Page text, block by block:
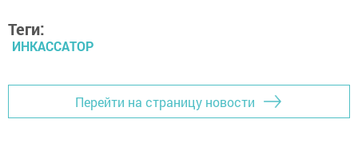
Теги:
ИНКАССАТОР
Перейти на страницу новости